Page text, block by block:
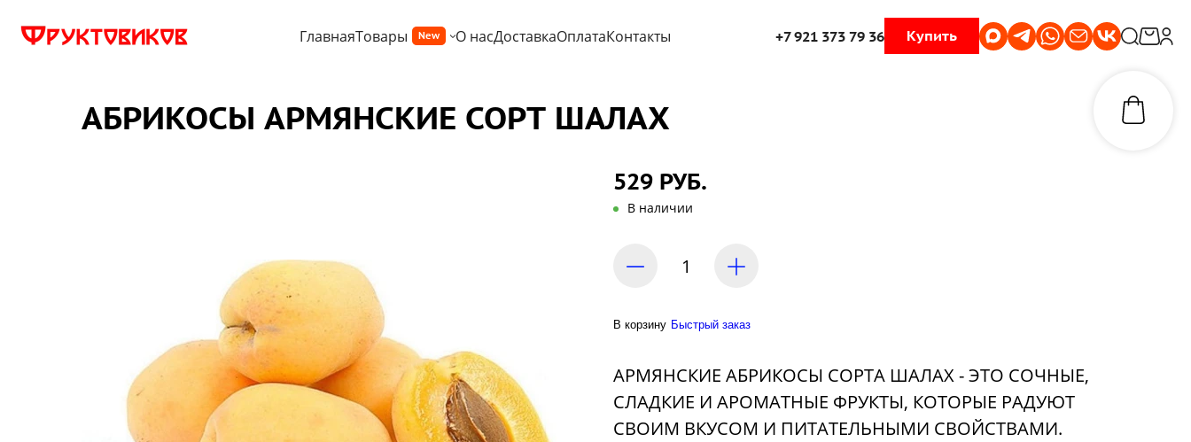
ГлавнаяТовары New О насДоставкаОплатаКонтакты +7 921 373 79 36 Купить
АБРИКОСЫ АРМЯНСКИЕ СОРТ ШАЛАХ
529 РУБ.
В наличии
В корзину Быстрый заказ
АРМЯНСКИЕ АБРИКОСЫ СОРТА ШАЛАХ - ЭТО СОЧНЫЕ,
СЛАДКИЕ И АРОМАТНЫЕ ФРУКТЫ, КОТОРЫЕ РАДУЮТ
СВОИМ ВКУСОМ И ПИТАТЕЛЬНЫМИ СВОЙСТВАМИ.